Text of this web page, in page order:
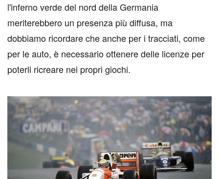
l'inferno verde del nord della Germania
meriterebbero un presenza più diffusa, ma
dobbiamo ricordare che anche per i tracciati, come
per le auto, è necessario ottenere delle licenze per
poterli ricreare nei propri giochi.